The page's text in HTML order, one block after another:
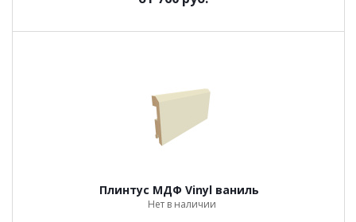
Плинтус МДФ Vinyl ваниль
Нет в наличии